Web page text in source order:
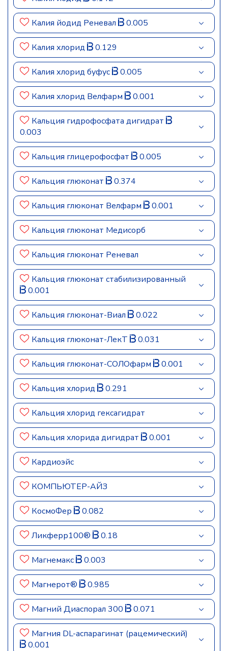
Калия йодид Реневал 0.005
Калия хлорид 0.129
Калия хлорид буфус 0.005
Калия хлорид Велфарм 0.001
Кальция гидрофосфата дигидрат
0.003
Кальция глицерофосфат 0.005
Кальция глюконат 0.374
Кальция глюконат Велфарм 0.001
Кальция глюконат Медисорб
Кальция глюконат Реневал
Кальция глюконат стабилизированный
0.001
Кальция глюконат-Виал 0.022
Кальция глюконат-ЛекТ 0.031
Кальция глюконат-СОЛОфарм 0.001
Кальция хлорид 0.291
Кальция хлорид гексагидрат
Кальция хлорида дигидрат 0.001
Кардиоэйс
КОМПЬЮТЕР-АЙЗ
КосмоФер 0.082
Ликферр100® 0.18
Магнемакс 0.003
Магнерот® 0.985
Магний Диаспорал 300 0.071
Магния DL-аспарагинат (рацемический)
0.001